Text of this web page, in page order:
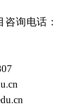
咨询电话：